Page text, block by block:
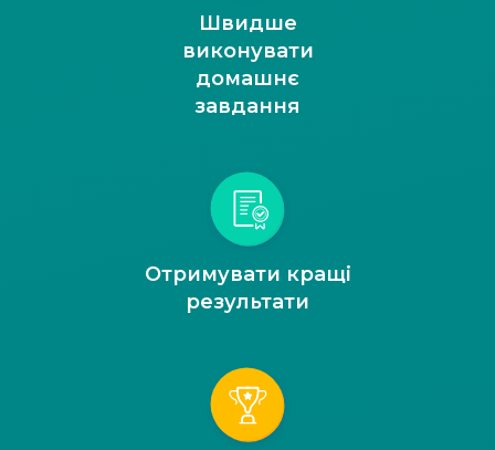
Швидше
виконувати
домашнє
завдання
Отримувати кращі
результати